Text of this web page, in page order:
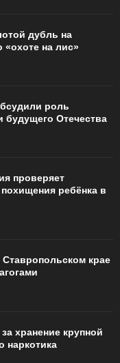
дубль на
«охоте на лис»
роль
будущего Отечества
проверяет
ребёнка в
крае
хранение крупной
наркотика